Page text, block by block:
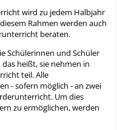
wird zu jedem Halbjahr
Rahmen werden auch
beraten.
Schülerinnen und Schüler
heißt, sie nehmen in
teil. Alle
- sofern möglich - an zwei
Um dies
zu ermöglichen, werden